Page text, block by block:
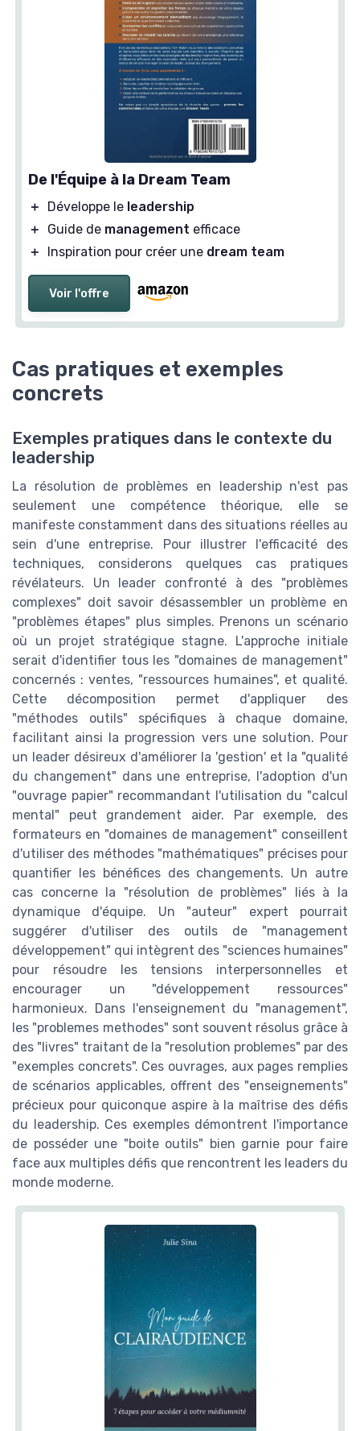
De l'Équipe à la Dream Team
＋ Développe le leadership
＋
Guide de management efficace
＋
Inspiration pour créer une dream team
Voir l'offre
Cas pratiques et exemples
concrets
Exemples pratiques dans le contexte du
leadership
La résolution de problèmes en leadership n'est pas
seulement une compétence théorique, elle se
manifeste constamment dans des situations réelles au
sein d'une entreprise. Pour illustrer l'efficacité des
techniques, considerons quelques cas pratiques
révélateurs. Un leader confronté à des "problèmes
complexes" doit savoir désassembler un problème en
"problèmes étapes" plus simples. Prenons un scénario
où un projet stratégique stagne. L'approche initiale
serait d'identifier tous les "domaines de management"
concernés : ventes, "ressources humaines", et qualité.
Cette décomposition permet d'appliquer des
"méthodes outils" spécifiques à chaque domaine,
facilitant ainsi la progression vers une solution. Pour
un leader désireux d'améliorer la 'gestion' et la "qualité
du changement" dans une entreprise, l'adoption d'un
"ouvrage papier" recommandant l'utilisation du "calcul
mental" peut grandement aider. Par exemple, des
formateurs en "domaines de management" conseillent
d'utiliser des méthodes "mathématiques" précises pour
quantifier les bénéfices des changements. Un autre
cas concerne la "résolution de problèmes" liés à la
dynamique d'équipe. Un "auteur" expert pourrait
suggérer d'utiliser des outils de "management
développement" qui intègrent des "sciences humaines"
pour résoudre les tensions interpersonnelles et
encourager un "développement ressources"
harmonieux. Dans l'enseignement du "management",
les "problemes methodes" sont souvent résolus grâce à
des "livres" traitant de la "resolution problemes" par des
"exemples concrets". Ces ouvrages, aux pages remplies
de scénarios applicables, offrent des "enseignements"
précieux pour quiconque aspire à la maîtrise des défis
du leadership. Ces exemples démontrent l'importance
de posséder une "boite outils" bien garnie pour faire
face aux multiples défis que rencontrent les leaders du
monde moderne.